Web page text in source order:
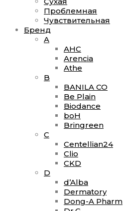
Проблемная
Чувствительная
Бренд
A
AHC
Arencia
Athe
B
BANILA CO
Be Plain
Biodance
boH
Bringreen
C
Сentellian24
Clio
CKD
D
d’Alba
Dermatory
Dong-A Pharm